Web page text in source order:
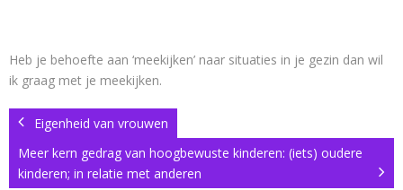
Heb je behoefte aan ‘meekijken’ naar situaties in je gezin dan wil
ik graag met je meekijken.
Eigenheid van vrouwen
Meer kern gedrag van hoogbewuste kinderen: (iets) oudere
kinderen; in relatie met anderen